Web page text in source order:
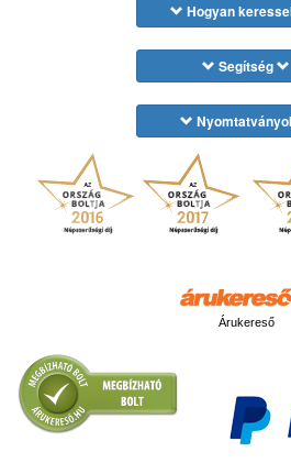
Hogyan
Segítség
Árukereső